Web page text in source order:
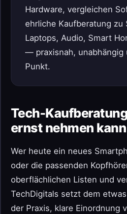
Hardware, vergleichen
ehrliche Kaufberatung zu
Laptops, Audio, Smart
— praxisnah, unabhängig
Punkt.
Tech-
ernst nehmen kann
Wer heute ein neues
oder die passenden
oberflächlichen Listen und
TechDigitals setzt dem
der Praxis, klare Einordnung